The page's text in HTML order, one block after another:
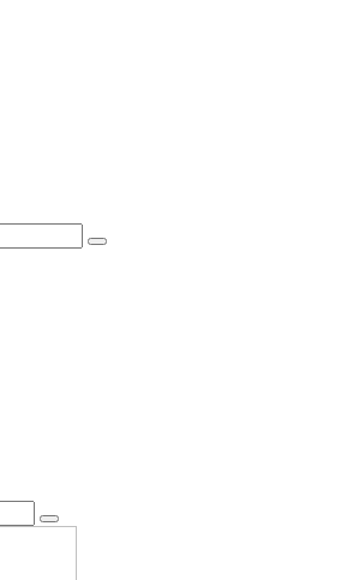
Search
Search